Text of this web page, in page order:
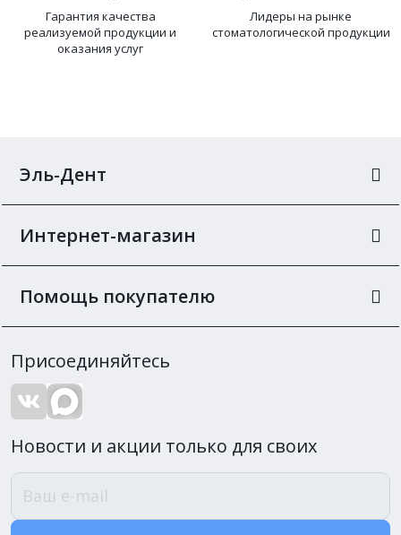
Гарантия качества
реализуемой продукции и
оказания услуг
Лидеры на рынке
стоматологической продукции
Эль-Дент
Интернет-магазин
Помощь покупателю
Присоединяйтесь
Новости и акции только для своих